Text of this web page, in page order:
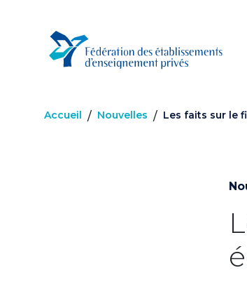
principal
Accueil / Nouvelles / Les faits sur le